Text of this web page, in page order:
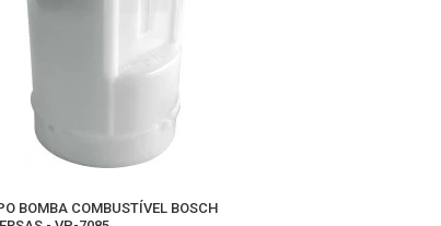
BOMBA COMBUSTÍVEL BOSCH